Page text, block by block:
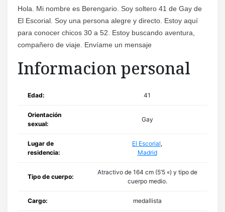
Hola. Mi nombre es Berengario. Soy soltero 41 de Gay de
El Escorial. Soy una persona alegre y directo. Estoy aquí
para conocer chicos 30 a 52. Estoy buscando aventura,
compañero de viaje. Envíame un mensaje
Informacion personal
Edad: 41
Orientación
sexual:
Gay
Lugar de
residencia:
El Escorial,
Madrid
Tipo de cuerpo:
Atractivo de 164 cm (5’5 «) y tipo de
cuerpo medio.
Cargo: medallista